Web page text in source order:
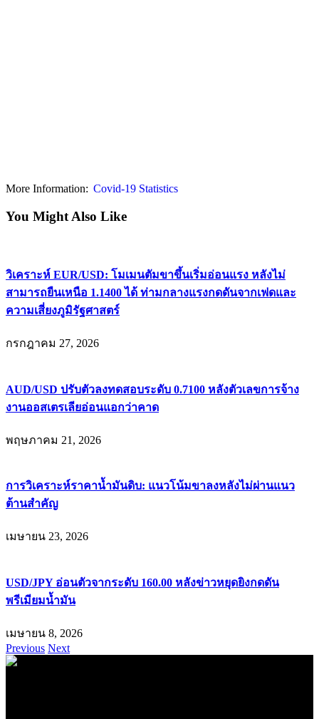
More Information: Covid-19 Statistics
You Might Also Like
วิเคราะห์ EUR/USD: โมเมนตัมขาขึ้นเริ่มอ่อนแรง หลังไม่
สามารถยืนเหนือ 1.1400 ได้ ท่ามกลางแรงกดดันจากเฟดและ
ความเสี่ยงภูมิรัฐศาสตร์
กรกฎาคม 27, 2026
AUD/USD ปรับตัวลงทดสอบระดับ 0.7100 หลังตัวเลขการจ้าง
งานออสเตรเลียอ่อนแอกว่าคาด
พฤษภาคม 21, 2026
การวิเคราะห์ราคาน้ำมันดิบ: แนวโน้มขาลงหลังไม่ผ่านแนว
ต้านสำคัญ
เมษายน 23, 2026
USD/JPY อ่อนตัวจากระดับ 160.00 หลังข่าวหยุดยิงกดดัน
พรีเมียมน้ำมัน
เมษายน 8, 2026
Previous Next